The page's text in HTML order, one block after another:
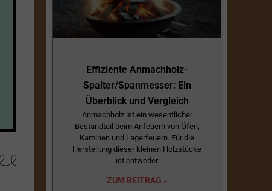
Effiziente Anmachholz-
Spalter/Spanmesser: Ein
Überblick und Vergleich
Anmachholz ist ein wesentlicher
Bestandteil beim Anfeuern von Öfen,
Kaminen und Lagerfeuern. Für die
Herstellung dieser kleinen Holzstücke
ist entweder
ZUM BEITRAG »